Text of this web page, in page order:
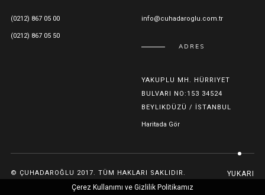
(0212) 867 05 00
(0212) 867 05 50
info@cuhadaroglu.com.tr
ADRES
YAKUPLU MH. HÜRRIYET
BULVARI NO:153 34524
BEYLIKDÜZÜ / İSTANBUL
Haritada Gör
© ÇUHADAROĞLU 2017. TÜM HAKLARI SAKLIDIR.
YUKARI
Çerez Kullanımı ve Gizlilik Politikamız